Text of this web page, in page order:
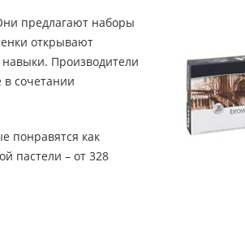
предлагают наборы
открывают
навыки. Производители
сочетании
понравятся как
пастели – от 328